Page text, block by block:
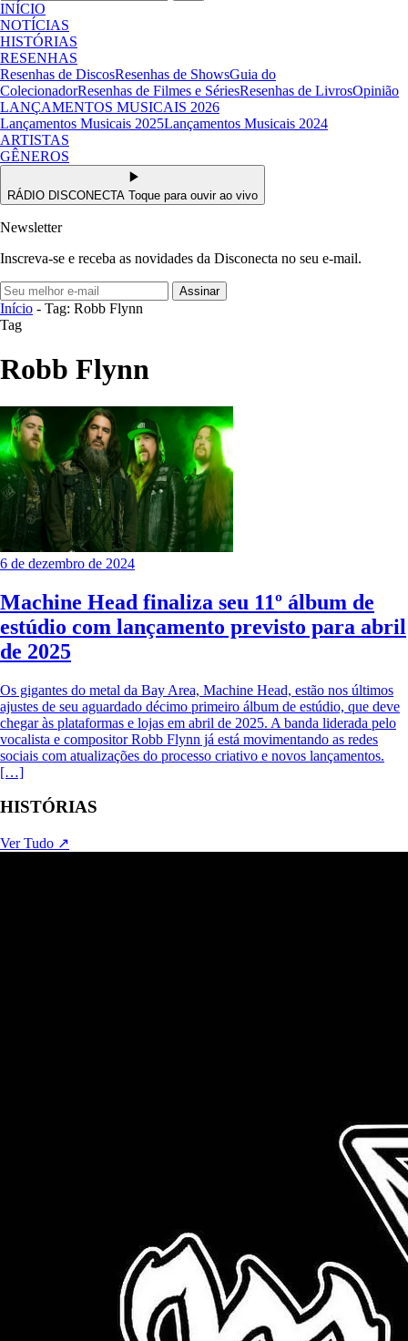
INÍCIO
NOTÍCIAS
HISTÓRIAS
RESENHAS
Resenhas de DiscosResenhas de ShowsGuia do
ColecionadorResenhas de Filmes e SériesResenhas de LivrosOpinião
LANÇAMENTOS MUSICAIS 2026
Lançamentos Musicais 2025Lançamentos Musicais 2024
ARTISTAS
GÊNEROS
RÁDIO DISCONECTA Toque para ouvir ao vivo
Newsletter
Inscreva-se e receba as novidades da Disconecta no seu e-mail.
Assinar
Início - Tag: Robb Flynn
Tag
Robb Flynn
6 de dezembro de 2024
Machine Head finaliza seu 11º álbum de
estúdio com lançamento previsto para abril
de 2025
Os gigantes do metal da Bay Area, Machine Head, estão nos últimos
ajustes de seu aguardado décimo primeiro álbum de estúdio, que deve
chegar às plataformas e lojas em abril de 2025. A banda liderada pelo
vocalista e compositor Robb Flynn já está movimentando as redes
sociais com atualizações do processo criativo e novos lançamentos.
[…]
HISTÓRIAS
Ver Tudo ↗